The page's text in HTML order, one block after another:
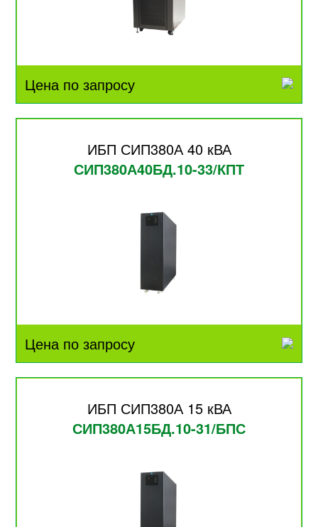
Цена по запросу
ИБП СИП380А 40 кВА
СИП380А40БД.10-33/КПТ
Цена по запросу
ИБП СИП380А 15 кВА
СИП380А15БД.10-31/БПС